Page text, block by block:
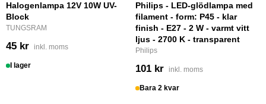
Halogenlampa 12V 10W UV-
Block
TUNGSRAM
45 kr inkl. moms
I lager
Philips - LED-glödlampa med
filament - form: P45 - klar
finish - E27 - 2 W - varmt vitt
ljus - 2700 K - transparent
Philips
101 kr inkl. moms
Bara 2 kvar